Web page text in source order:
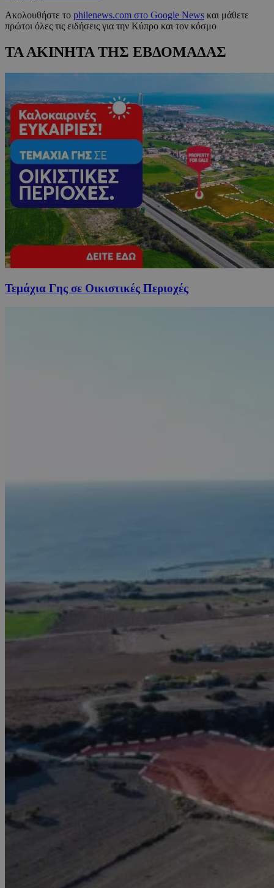
Ακολουθήστε το philenews.com στο Google News και μάθετε
πρώτοι όλες τις ειδήσεις για την Κύπρο και τον κόσμο
ΤΑ ΑΚΙΝΗΤΑ ΤΗΣ ΕΒΔΟΜΑΔΑΣ
Τεμάχια Γης σε Οικιστικές Περιοχές